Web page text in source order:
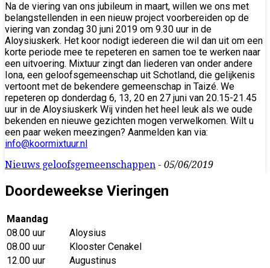
Na de viering van ons jubileum in maart, willen we ons met
belangstellenden in een nieuw project voorbereiden op de
viering van zondag 30 juni 2019 om 9.30 uur in de
Aloysiuskerk. Het koor nodigt iedereen die wil dan uit om een
korte periode mee te repeteren en samen toe te werken naar
een uitvoering. Mixtuur zingt dan liederen van onder andere
Iona, een geloofsgemeenschap uit Schotland, die gelijkenis
vertoont met de bekendere gemeenschap in Taizé. We
repeteren op donderdag 6, 13, 20 en 27 juni van 20.15-21.45
uur in de Aloysiuskerk Wij vinden het heel leuk als we oude
bekenden en nieuwe gezichten mogen verwelkomen. Wilt u
een paar weken meezingen? Aanmelden kan via:
info@koormixtuur.nl
Nieuws geloofsgemeenschappen - 05/06/2019
Doordeweekse Vieringen
Maandag
08.00 uur
Aloysius
08.00 uur
Klooster Cenakel
12.00 uur
Augustinus